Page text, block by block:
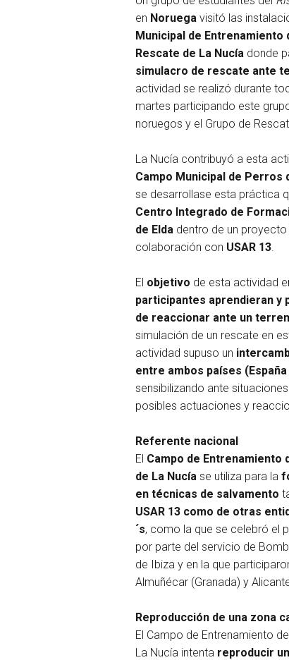
en Noruega visitó las
Municipal de Entrenamiento
Rescate de La Nucía donde
simulacro de rescate ante
actividad se realizó durante
martes participando este
noruegos y el Grupo de
La Nucía contribuyó a esta
Campo Municipal de Perros
se desarrollase esta práctica
Centro Integrado de
de Elda dentro de un proyecto
colaboración con USAR 13
El objetivo de esta actividad
participantes aprendieran y
de reaccionar ante un
simulación de un rescate en
actividad supuso un
entre ambos países
sensibilizando ante
posibles actuaciones y
Referente nacional
El Campo de Entrenamiento
de La Nucía se utiliza para la
en técnicas de salvamento
USAR 13 como de otras
´s, como la que se celebró el
por parte del servicio de
de Ibiza y en la que
Almuñécar (Granada) y
Reproducción de una zona
El Campo de Entrenamiento
La Nucía intenta reproducir